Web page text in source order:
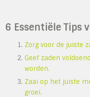
6 Essentiële Tips
Zorg voor de juiste
Geef zaden
worden.
Zaai op het juiste
groei.